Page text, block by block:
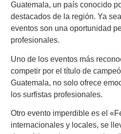
Guatemala, un país conocido
destacados de la región. Ya
eventos son una oportunidad
profesionales.
Uno de los eventos más
competir por el título de
Guatemala, no solo ofrece
los surfistas profesionales.
Otro evento imperdible es el
internacionales y locales, se